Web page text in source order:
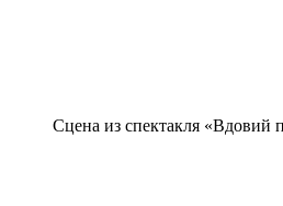
Сцена из спектакля «Вдовий